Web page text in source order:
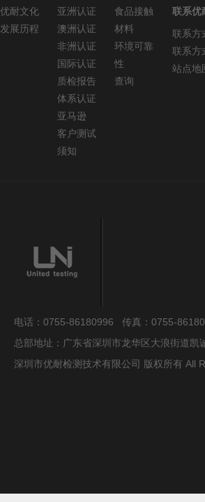
优耐文化
发展历程
亚洲认证
澳洲认证
非洲认证
国际认证
质检报告
体系认证
亚马逊
客户测试
须知
食品接触
材料
环境可靠
性
查询
联系优
联系方
联系方
站点地
电话：0755-86180996 传真：0755-
总部地址：广东省深圳市龙华区大浪街道凯
深圳市优耐检测技术有限公司 版权所有 All